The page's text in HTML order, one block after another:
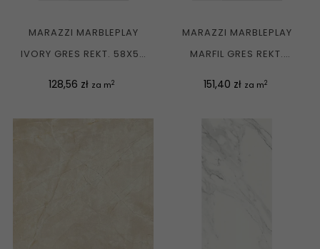
MARAZZI MARBLEPLAY
IVORY GRES REKT. 58X58
Cena
128,56 zł za m2
MARAZZI MARBLEPLAY
MARFIL GRES REKT.
Cena
151,40 zł za m2